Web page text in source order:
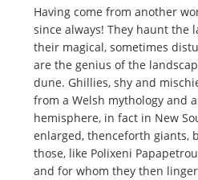
Having come from another
since always! They haunt the
their magical, sometimes
are the genius of the
dune. Ghillies, shy and
from a Welsh mythology and
hemisphere, in fact in New
enlarged, thenceforth giants,
those, like Polixeni
and for whom they then